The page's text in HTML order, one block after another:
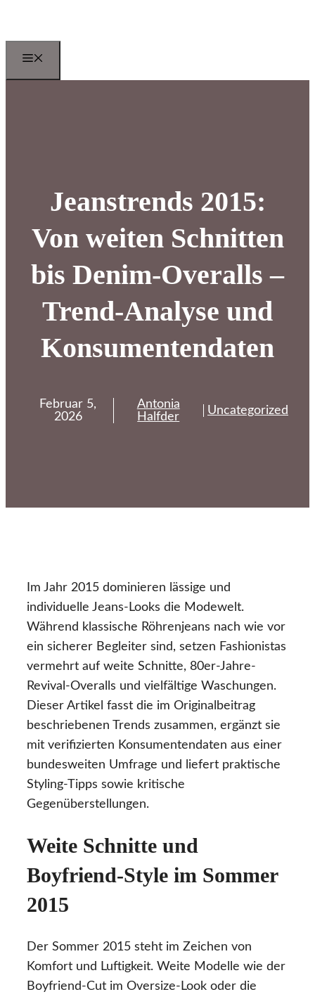
springen
Jeanstrends 2015:
Von weiten Schnitten
bis Denim-Overalls –
Trend-Analyse und
Konsumentendaten
Februar 5,
2026
Antonia
Halfder
Uncategorized
Im Jahr 2015 dominieren lässige und
individuelle Jeans-Looks die Modewelt.
Während klassische Röhrenjeans nach wie vor
ein sicherer Begleiter sind, setzen Fashionistas
vermehrt auf weite Schnitte, 80er-Jahre-
Revival-Overalls und vielfältige Waschungen.
Dieser Artikel fasst die im Originalbeitrag
beschriebenen Trends zusammen, ergänzt sie
mit verifizierten Konsumentendaten aus einer
bundesweiten Umfrage und liefert praktische
Styling-Tipps sowie kritische
Gegenüberstellungen.
Weite Schnitte und
Boyfriend-Style im Sommer
2015
Der Sommer 2015 steht im Zeichen von
Komfort und Luftigkeit. Weite Modelle wie der
Boyfriend-Cut im Oversize-Look oder die